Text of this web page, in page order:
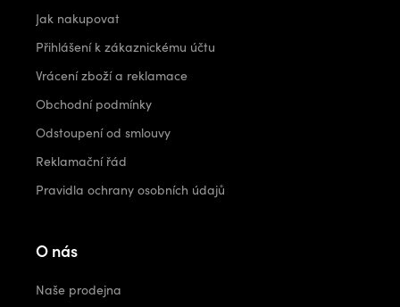
Jak nakupovat
Přihlášení k zákaznickému účtu
Vrácení zboží a reklamace
Obchodní podmínky
Odstoupení od smlouvy
Reklamační řád
Pravidla ochrany osobních údajů
O nás
Naše prodejna